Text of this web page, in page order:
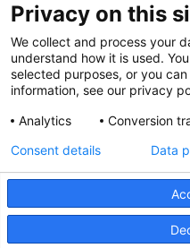
Pionniers de la
nautique
Depuis plus de 100 ans,
passion des solutions
secteurs de l'industrie
Privacy on this
We collect and process your
understand how it is used.
selected purposes, or you
information, see our privacy
Analytics
Conversion
Consent details Data